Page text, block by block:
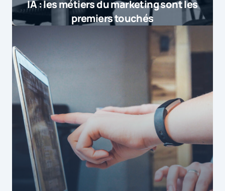
IA : les métiers du marketing sont les
premiers touchés